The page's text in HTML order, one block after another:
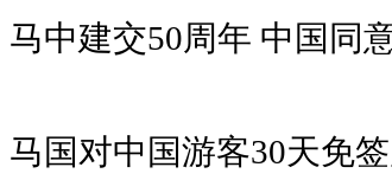
马中建交50周年 中国同
马国对中国游客30天免